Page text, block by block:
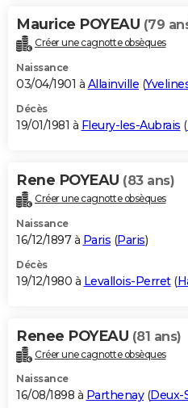
Maurice POYEAU (79
Créer une cagnotte obsèques
Naissance
03/04/1901 à Allainville (
Décès
19/01/1981 à Fleury-les-Aubrais (
Rene POYEAU (83 ans)
Créer une cagnotte obsèques
Naissance
16/12/1897 à Paris (Paris)
Décès
19/12/1980 à Levallois-Perret(
Renee POYEAU (81 ans)
Créer une cagnotte obsèques
Naissance
16/08/1898 à Parthenay(Deux-